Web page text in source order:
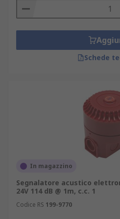
su RS online. Spedizioni
Schede
In magazzino
Segnalatore acustico
24V 114 dB @ 1m, c.c. 1
Codice RS 199-9770